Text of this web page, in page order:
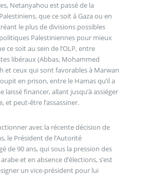
Netanyahou est passé de la
que ce soit à Gaza ou en
le plus de divisions possibles
Palestiniennes pour mieux
ce soit au sein de l’OLP, entre
libéraux (Abbas, Mohammed
et ceux qui sont favorables à Marwan
en prison, entre le Hamas qu’il a
laissé financer, allant jusqu’à assiéger
et peut-être l’assassiner.
avec la récente décision de
le Président de l’Autorité
de 90 ans, qui sous la pression des
et en absence d’élections, s’est
un vice-président pour lui